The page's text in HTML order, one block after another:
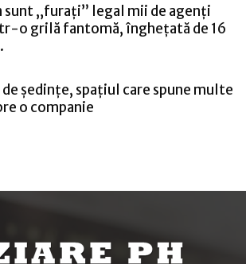
sunt „furați” legal mii de agenți
o grilă fantomă, înghețată de 16
de ședințe, spațiul care spune multe
o companie